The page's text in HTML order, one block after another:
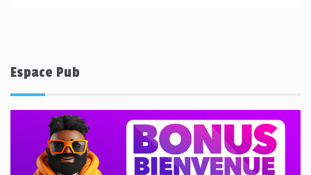
Espace Pub